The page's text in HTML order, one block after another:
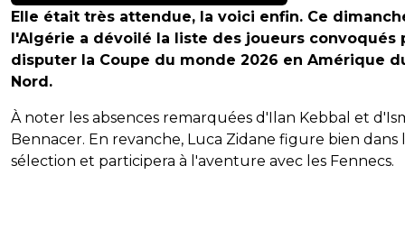
Elle était très attendue, la voici enfin. Ce
l'Algérie a dévoilé la liste des joueurs convoqués
disputer la Coupe du monde 2026 en Amérique
Nord.
À noter les absences remarquées d'Ilan Kebbal et
Bennacer. En revanche, Luca Zidane figure bien dans
sélection et participera à l'aventure avec les Fennecs.